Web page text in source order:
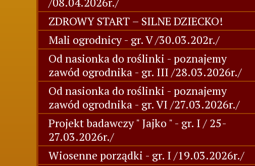
ZDROWY START – SILNE DZIECKO!
Mali ogrodnicy - gr. V /30.03.202r./
Od nasionka do roślinki - poznajemy
zawód ogrodnika - gr. III /28.03.2026r./
Od nasionka do roślinki - poznajemy
zawód ogrodnika - gr. VI /27.03.2026r./
Projekt badawczy " Jajko " - gr. I / 25-
27.03.2026r./
Wiosenne porządki - gr. I /19.03.2026r./